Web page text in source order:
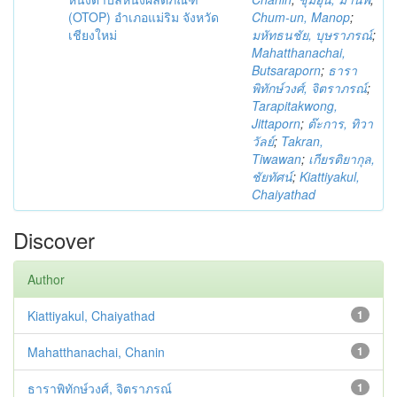
(OTOP) อำเภอแม่ริม จังหวัด
เชียงใหม่
Chum-un, Manop;
มหัทธนชัย, บุษราภรณ์;
Mahatthanachai,
Butsaraporn; ธารา
พิทักษ์วงศ์, จิตราภรณ์;
Tarapitakwong,
Jittaporn; ต๊ะการ, ทิวา
วัลย์; Takran,
Tiwawan; เกียรติยากุล,
ชัยทัศน์; Kiattiyakul,
Chaiyathad
Discover
Author
1
Kiattiyakul, Chaiyathad
1
Mahatthanachai, Chanin
1
ธาราพิทักษ์วงศ์, จิตราภรณ์